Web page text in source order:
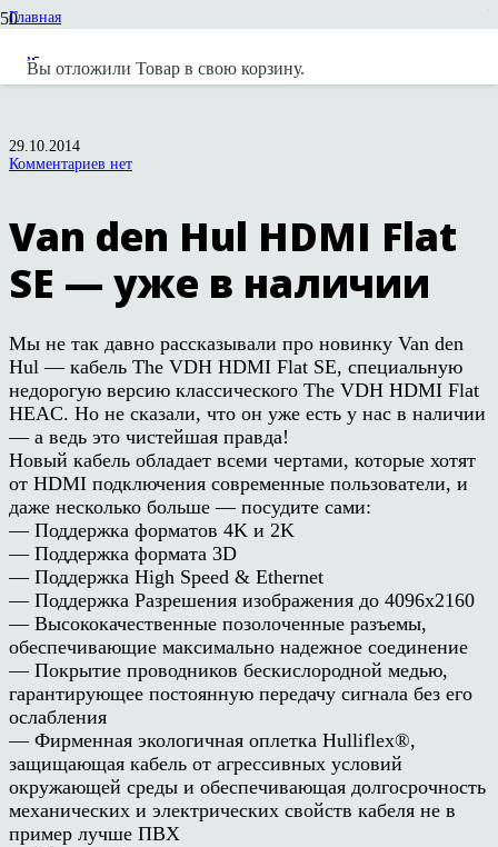
Вы отложили Товар в свою корзину.
Главная
Новости компании Next Hi-Fi
Van den Hul HDMI Flat SE — уже в наличии
29.10.2014
Комментариев нет
Van den Hul HDMI Flat
SE — уже в наличии
Мы не так давно рассказывали про новинку Van den
Hul — кабель The VDH HDMI Flat SE, специальную
недорогую версию классического The VDH HDMI Flat
HEAC. Но не сказали, что он уже есть у нас в наличии
— а ведь это чистейшая правда!
Новый кабель обладает всеми чертами, которые хотят
от HDMI подключения современные пользователи, и
даже несколько больше — посудите сами:
— Поддержка форматов 4K и 2K
— Поддержка формата 3D
— Поддержка High Speed & Ethernet
— Поддержка Разрешения изображения до 4096х2160
— Высококачественные позолоченные разъемы,
обеспечивающие максимально надежное соединение
— Покрытие проводников бескислородной медью,
гарантирующее постоянную передачу сигнала без его
ослабления
— Фирменная экологичная оплетка Hulliflex®,
защищающая кабель от агрессивных условий
окружающей среды и обеспечивающая долгосрочность
механических и электрических свойств кабеля не в
пример лучше ПВХ